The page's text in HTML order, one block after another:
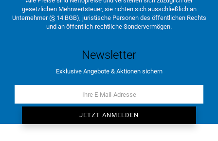
gesetzlichen Mehrwertsteuer, sie richten sich ausschließlich an
Unternehmer (§ 14 BGB), juristische Personen des öffentlichen Rechts
und an öffentlich-rechtliche Sondervermögen.
Newsletter
Exklusive Angebote & Aktionen sichern